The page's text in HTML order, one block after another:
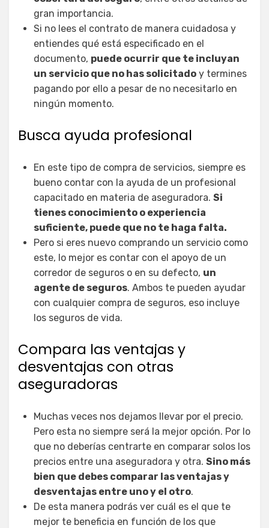
gran importancia.
Si no lees el contrato de manera cuidadosa y
entiendes qué está especificado en el
documento, puede ocurrir que te incluyan
un servicio que no has solicitado y termines
pagando por ello a pesar de no necesitarlo en
ningún momento.
Busca ayuda profesional
En este tipo de compra de servicios, siempre es
bueno contar con la ayuda de un profesional
capacitado en materia de aseguradora. Si
tienes conocimiento o experiencia
suficiente, puede que no te haga falta.
Pero si eres nuevo comprando un servicio como
este, lo mejor es contar con el apoyo de un
corredor de seguros o en su defecto, un
agente de seguros. Ambos te pueden ayudar
con cualquier compra de seguros, eso incluye
los seguros de vida.
Compara las ventajas y
desventajas con otras
aseguradoras
Muchas veces nos dejamos llevar por el precio.
Pero esta no siempre será la mejor opción. Por lo
que no deberías centrarte en comparar solos los
precios entre una aseguradora y otra. Sino más
bien que debes comparar las ventajas y
desventajas entre uno y el otro.
De esta manera podrás ver cuál es el que te
mejor te beneficia en función de los que